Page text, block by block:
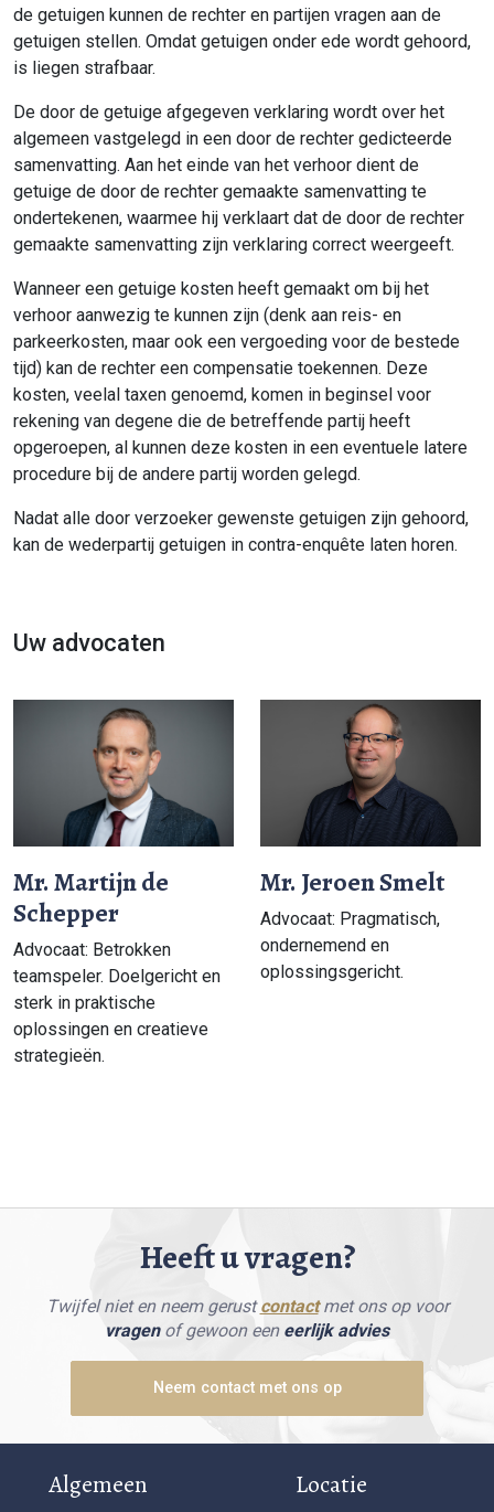
de getuigen kunnen de rechter en partijen vragen aan de
getuigen stellen. Omdat getuigen onder ede wordt gehoord,
is liegen strafbaar.
De door de getuige afgegeven verklaring wordt over het
algemeen vastgelegd in een door de rechter gedicteerde
samenvatting. Aan het einde van het verhoor dient de
getuige de door de rechter gemaakte samenvatting te
ondertekenen, waarmee hij verklaart dat de door de rechter
gemaakte samenvatting zijn verklaring correct weergeeft.
Wanneer een getuige kosten heeft gemaakt om bij het
verhoor aanwezig te kunnen zijn (denk aan reis- en
parkeerkosten, maar ook een vergoeding voor de bestede
tijd) kan de rechter een compensatie toekennen. Deze
kosten, veelal taxen genoemd, komen in beginsel voor
rekening van degene die de betreffende partij heeft
opgeroepen, al kunnen deze kosten in een eventuele latere
procedure bij de andere partij worden gelegd.
Nadat alle door verzoeker gewenste getuigen zijn gehoord,
kan de wederpartij getuigen in contra-enquête laten horen.
Uw advocaten
Mr. Martijn de
Schepper
Advocaat: Betrokken
teamspeler. Doelgericht en
sterk in praktische
oplossingen en creatieve
strategieën.
Mr. Jeroen Smelt
Advocaat: Pragmatisch,
ondernemend en
oplossingsgericht.
Heeft u vragen?
Twijfel niet en neem gerustcontactmet ons op voor
vragenof gewoon een eerlijk advies
Neem contact met ons op
Algemeen Locatie